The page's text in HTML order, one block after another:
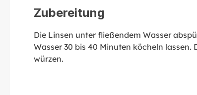
Zubereitung
Die Linsen unter fließendem Wasser
Wasser 30 bis 40 Minuten köcheln
würzen.